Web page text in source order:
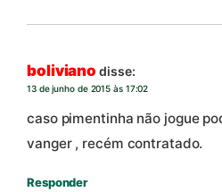
boliviano disse:
13 de junho de 2015 às 17:02
caso pimentinha não jogue
vanger , recém contratado.
Responder